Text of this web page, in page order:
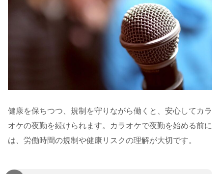
健康を保ちつつ、規制を守りながら働くと、安心してカラ
オケの夜勤を続けられます。カラオケで夜勤を始める前に
は、労働時間の規制や健康リスクの理解が大切です。